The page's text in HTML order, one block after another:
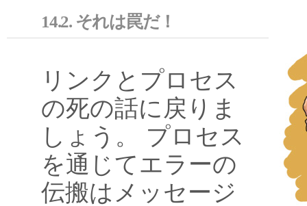
14.2. それは罠だ！
リンクとプロセス
の死の話に戻りま
しょう。 プロセス
を通じてエラーの
伝搬はメッセージ